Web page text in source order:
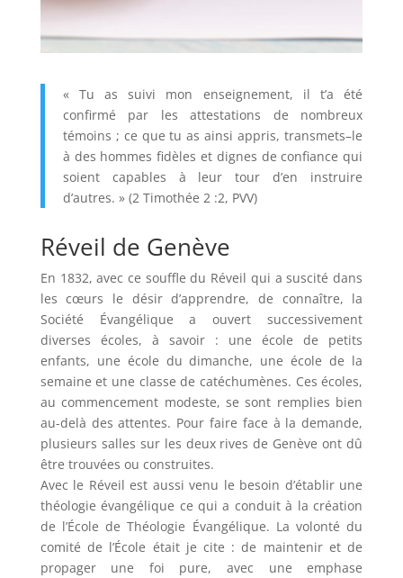
« Tu as suivi mon enseignement, il t’a été
confirmé par les attestations de nombreux
témoins ; ce que tu as ainsi appris, transmets–le
à des hommes fidèles et dignes de confiance qui
soient capables à leur tour d’en instruire
d’autres. » (2 Τimothée 2 :2, PVV)
Réveil de Genève
En 1832, avec ce souffle du Réveil qui a suscité dans
les cœurs le désir d’apprendre, de connaître, la
Société Évangélique a ouvert successivement
diverses écoles, à savoir : une école de petits
enfants, une école du dimanche, une école de la
semaine et une classe de catéchumènes. Ces écoles,
au commencement modeste, se sont remplies bien
au-delà des attentes. Pour faire face à la demande,
plusieurs salles sur les deux rives de Genève ont dû
être trouvées ou construites.
Avec le Réveil est aussi venu le besoin d’établir une
théologie évangélique ce qui a conduit à la création
de l’École de Théologie Évangélique. La volonté du
comité de l’École était je cite : de maintenir et de
propager une foi pure, avec une emphase